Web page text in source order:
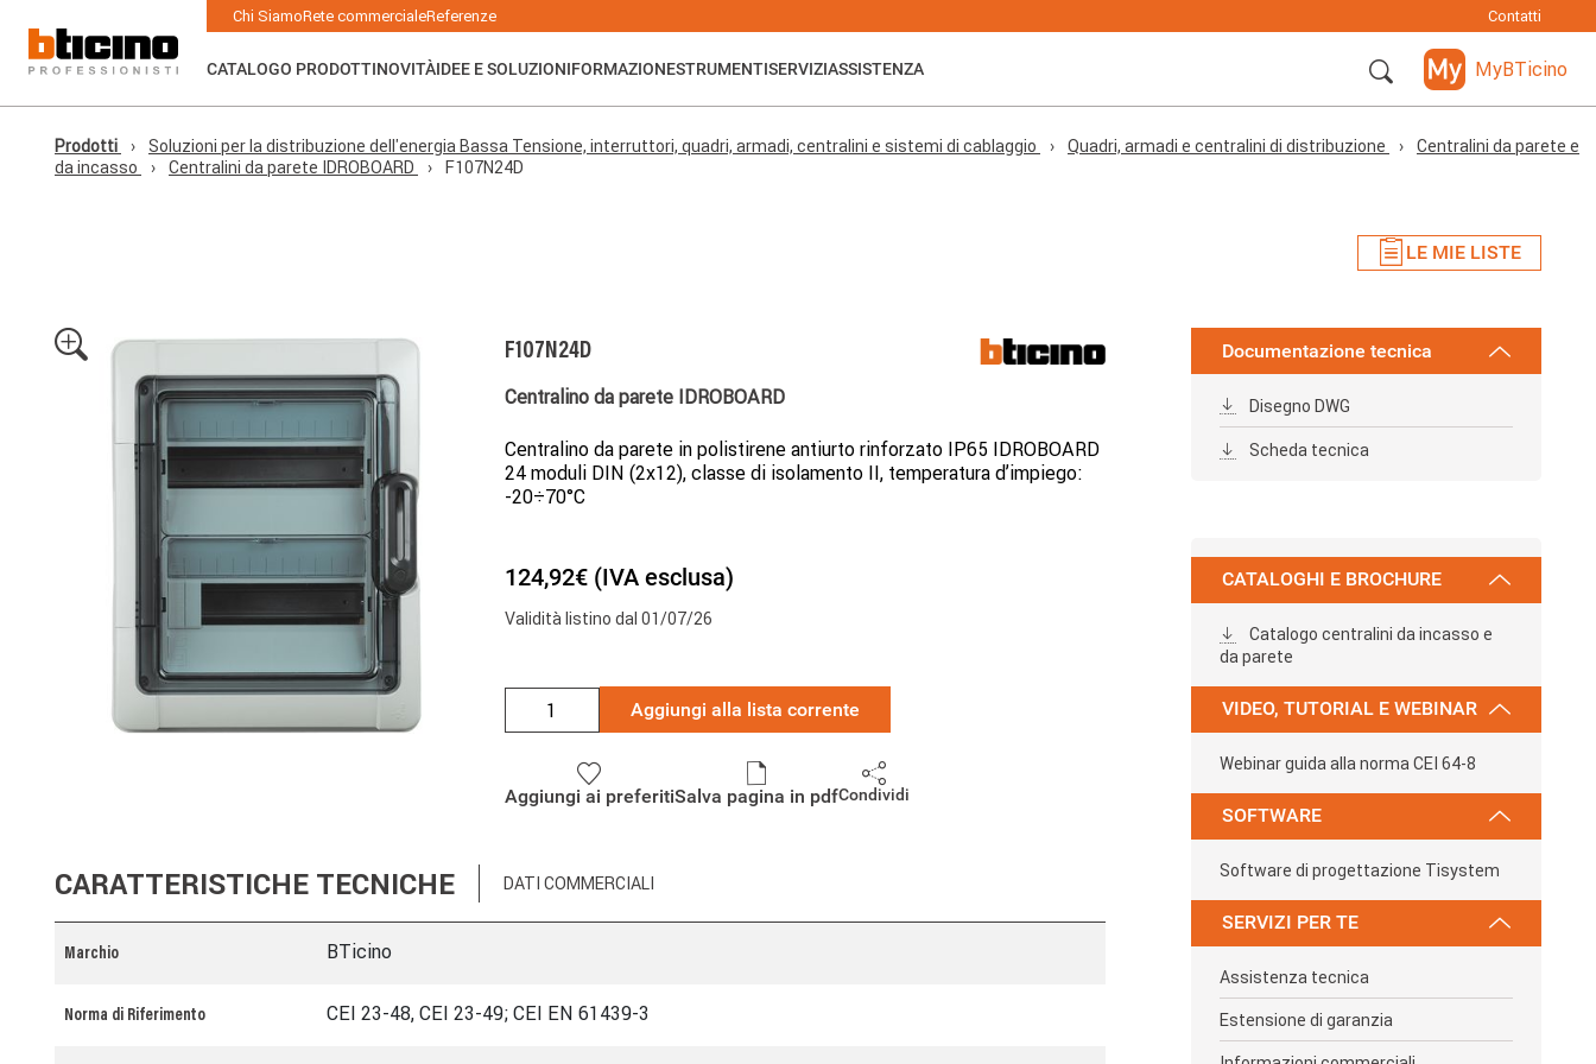
Chi SiamoRete commercialeReferenze Contatti
CATALOGO PRODOTTINOVITÀIDEE E SOLUZIONIFORMAZIONESTRUMENTISERVIZIASSISTENZA MyBTicino
Prodotti Soluzioni per la distribuzione dell'energia Bassa Tensione, interruttori, quadri, armadi, centralini e sistemi di cablaggio Quadri, armadi e centralini di distribuzione
Centralini da parete e
da incasso
Centralini da parete IDROBOARD F107N24D
LE MIE LISTE
F107N24D
Centralino da parete IDROBOARD
Centralino da parete in polistirene antiurto rinforzato IP65 IDROBOARD
24 moduli DIN (2x12), classe di isolamento II, temperatura d’impiego:
-20÷70°C
124,92€ (IVA esclusa)
Validità listino dal 01/07/26
Aggiungi alla lista corrente
Aggiungi ai preferitiSalva pagina in pdfCondividi
CARATTERISTICHE TECNICHE DATI COMMERCIALI
Marchio BTicino
Norma di Riferimento CEI 23-48, CEI 23-49; CEI EN 61439-3
Documentazione tecnica
Disegno DWG
Scheda tecnica
CATALOGHI E BROCHURE
Catalogo centralini da incasso e
da parete
VIDEO, TUTORIAL E WEBINAR
Webinar guida alla norma CEI 64-8
SOFTWARE
Software di progettazione Tisystem
SERVIZI PER TE
Assistenza tecnica
Estensione di garanzia